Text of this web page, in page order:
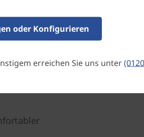
oder Konfigurieren
erreichen Sie uns unter